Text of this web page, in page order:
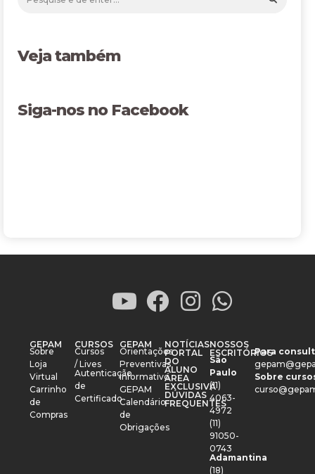
Veja também
Siga-nos no Facebook
GEPAM
Sobre
Loja
Virtual
Carrinho
de
Compras
CURSOS
Cursos
/ Lives
Autenticação
de
Certificado
GEPAM
Orientações
Preventivas
Informativo
GEPAM
Calendário
de
Obrigações
NOTÍCIAS
PORTAL
DO
ALUNO
ÁREA
EXCLUSIVA
DÚVIDAS
FREQUENTES
NOSSOS
ESCRITÓRIOS
São
Paulo
(11)
4063-
4972
(11)
91050-
0743
Adamantina
(18)
Para
Sobre